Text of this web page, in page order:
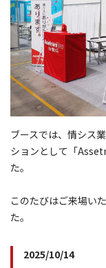
ブースでは、情シス
ションとして「
た。
このたびはご来場い
た。
2025/10/14